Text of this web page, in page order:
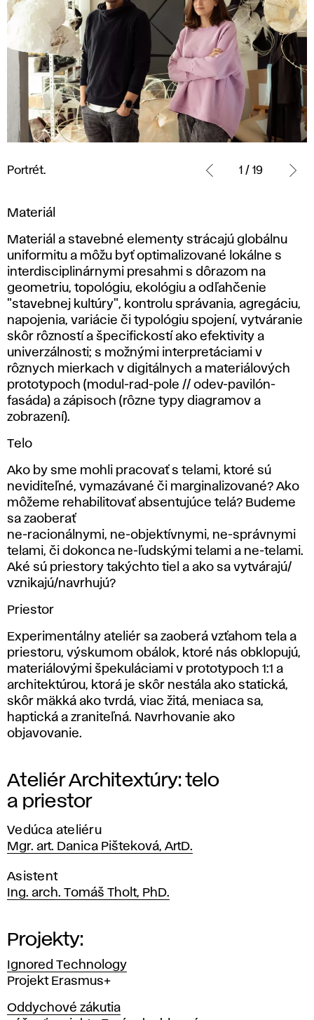
Portrét. 1 / 19
Materiál
Materiál a stavebné elementy strácajú globálnu
uniformitu a môžu byť optimalizované lokálne s
interdisciplinárnymi presahmi s dôrazom na
geometriu, topológiu, ekológiu a odľahčenie
"stavebnej kultúry", kontrolu správania, agregáciu,
napojenia, variácie či typológiu spojení, vytváranie
skôr rôzností a špecifickostí ako efektivity a
univerzálnosti; s možnými interpretáciami v
rôznych mierkach v digitálnych a materiálových
prototypoch (modul-rad-pole // odev-pavilón-
fasáda) a zápisoch (rôzne typy diagramov a
zobrazení).
Telo
Ako by sme mohli pracovať s telami, ktoré sú
neviditeľné, vymazávané či marginalizované? Ako
môžeme rehabilitovať absentujúce telá? Budeme
sa zaoberať
ne-racionálnymi, ne-objektívnymi, ne-správnymi
telami, či dokonca ne-ľudskými telami a ne-telami.
Aké sú priestory takýchto tiel a ako sa vytvárajú/
vznikajú/navrhujú?
Priestor
Experimentálny ateliér sa zaoberá vzťahom tela a
priestoru, výskumom obálok, ktoré nás obklopujú,
materiálovými špekuláciami v prototypoch 1:1 a
architektúrou, ktorá je skôr nestála ako statická,
skôr mäkká ako tvrdá, viac žitá, meniaca sa,
haptická a zraniteľná. Navrhovanie ako
objavovanie.
Ateliér Architextúry: telo
a priestor
Vedúca ateliéru
Mgr. art. Danica Pišteková, ArtD.
Asistent
Ing. arch. Tomáš Tholt, PhD.
Projekty:
Ignored Technology
Projekt Erasmus+
Oddychové zákutia